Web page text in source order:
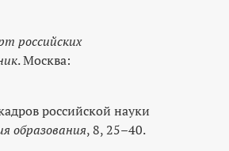
российских
. Москва:
российской науки
образования, 8, 25–40.